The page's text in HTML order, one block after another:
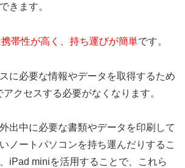
きます。
帯性が高く、持ち運びが簡単です。
に必要な情報やデータを取得するため
クセスする必要がなくなります。
出中に必要な書類やデータを印刷して
ノートパソコンを持ち運んだりするこ
iPad miniを活用することで、これら